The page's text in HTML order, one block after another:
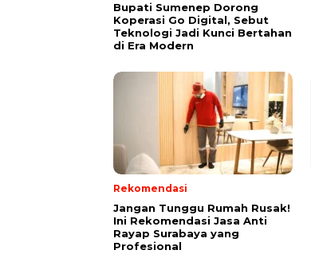
Bupati Sumenep Dorong
Koperasi Go Digital, Sebut
Teknologi Jadi Kunci Bertahan
di Era Modern
Rekomendasi
Jangan Tunggu Rumah Rusak!
Ini Rekomendasi Jasa Anti
Rayap Surabaya yang
Profesional